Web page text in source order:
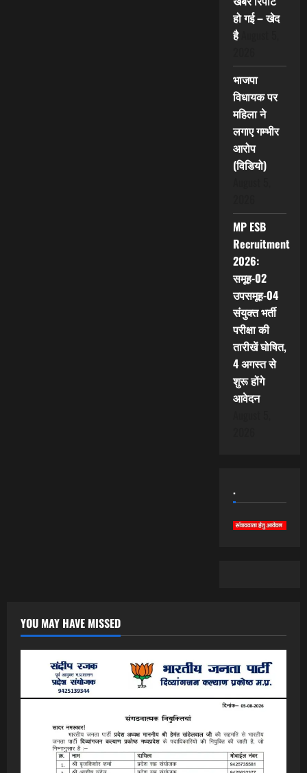
हो गई – खेद
है
भाजपा
विधायक पर
महिला ने
लगाए गम्भीर
आरोप
(विडियो)
MP ESB
Recruitment
2026:
समूह-02
उपसमूह-04
संयुक्त भर्ती
परीक्षा की
तारीखें घोषित,
4 अगस्त से
शुरू होंगे
आवेदन
.
YOU MAY HAVE MISSED